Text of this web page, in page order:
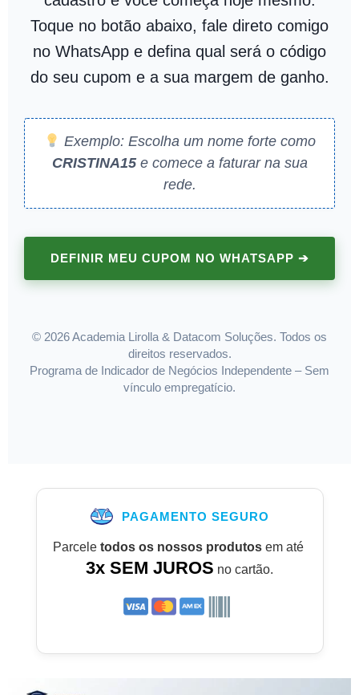
Toque no botão abaixo, fale direto comigo
no WhatsApp e defina qual será o código
do seu cupom e a sua margem de ganho.
Exemplo: Escolha um nome forte como
CRISTINA15e comece a faturar na sua
rede.
DEFINIR MEU CUPOM NO WHATSAPP ➔
© 2026 Academia Lirolla & Datacom Soluções. Todos os
direitos reservados.
Programa de Indicador de Negócios Independente – Sem
vínculo empregatício.
PAGAMENTO SEGURO
Parcele todos os nossos produtosem até
3x SEM JUROS no cartão.